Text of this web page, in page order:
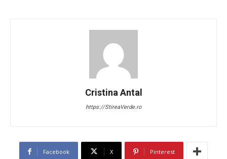
Cristina Antal
https://StireaVerde.ro
Facebook X Pinterest